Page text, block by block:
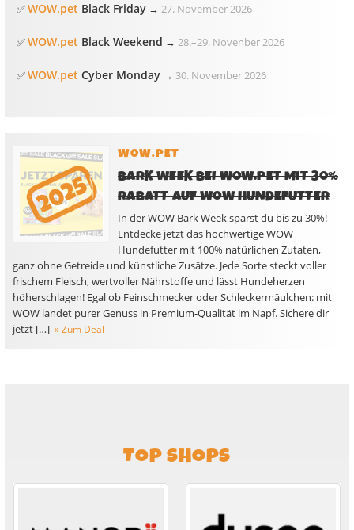
✅WOW.pet Black Friday → 27. November 2026
✅WOW.pet Black Weekend → 28.–29. Novenber 2026
✅WOW.pet Cyber Monday → 30. November 2026
WOW.PET
BARK WEEK BEI WOW.PET MIT 30%
RABATT AUF WOW HUNDEFUTTER
In der WOW Bark Week sparst du bis zu 30%!
Entdecke jetzt das hochwertige WOW
Hundefutter mit 100% natürlichen Zutaten,
ganz ohne Getreide und künstliche Zusätze. Jede Sorte steckt voller
frischem Fleisch, wertvoller Nährstoffe und lässt Hundeherzen
höherschlagen! Egal ob Feinschmecker oder Schleckermäulchen: mit
WOW landet purer Genuss in Premium-Qualität im Napf. Sichere dir
jetzt […] » Zum Deal
TOP SHOPS